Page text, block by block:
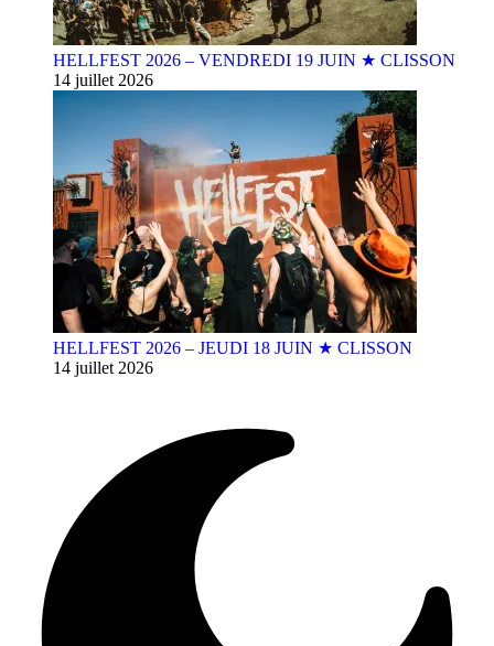
HELLFEST 2026 – VENDREDI 19 JUIN ★ CLISSON
14 juillet 2026
HELLFEST 2026 – JEUDI 18 JUIN ★ CLISSON
14 juillet 2026